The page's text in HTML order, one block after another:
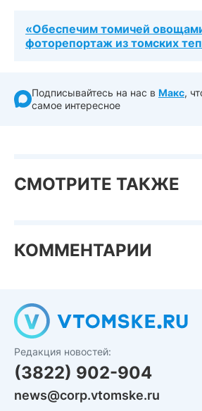
«Обеспечим томичей
фоторепортаж из томских
Подписывайтесь на нас в Макс,
самое интересное
СМОТРИТЕ ТАКЖЕ
КОММЕНТАРИИ
Редакция новостей:
(3822) 902-904
news@corp.vtomske.ru